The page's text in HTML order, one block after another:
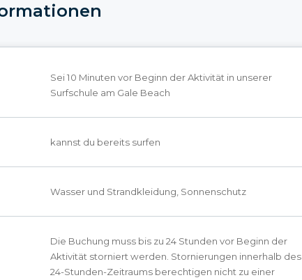
Sei 10 Minuten vor Beginn der Aktivität in unserer
Surfschule am Gale Beach
kannst du bereits surfen
Wasser und Strandkleidung, Sonnenschutz
Die Buchung muss bis zu 24 Stunden vor Beginn der
Aktivität storniert werden. Stornierungen innerhalb des
24-Stunden-Zeitraums berechtigen nicht zu einer